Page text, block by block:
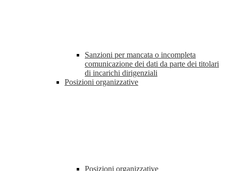
Sanzioni per mancata o incompleta
comunicazione dei dati da parte dei titolari
di incarichi dirigenziali
Posizioni organizzative
Posizioni organizzative